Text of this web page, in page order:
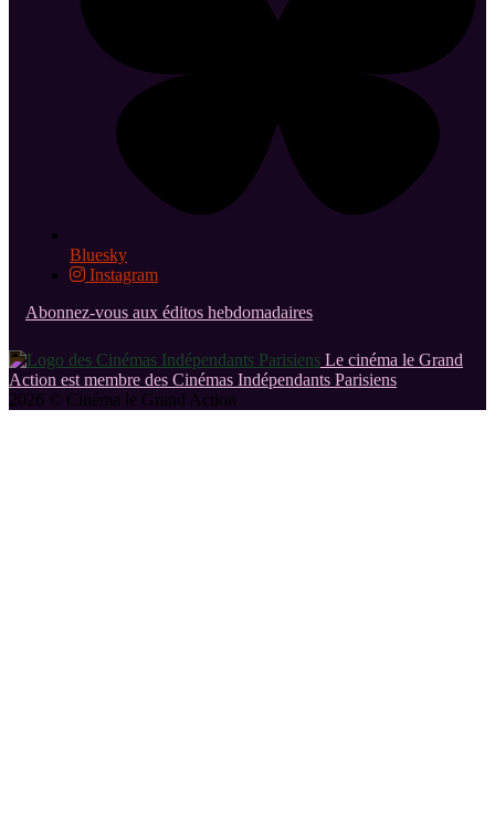
Bluesky
Instagram
Abonnez-vous aux éditos hebdomadaires
Le cinéma le Grand
Action est membre des Cinémas Indépendants Parisiens
2026 © Cinéma le Grand Action